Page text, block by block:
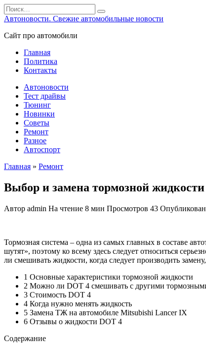
Перейти
к
Search
for:
Автоновости. Свежие автомобильные новости
Сайт про автомобили
Главная
Политика
Контакты
Автоновости
Тест драйвы
Тюнинг
Новинки
Советы
Ремонт
Разное
Автоспорт
Главная » Ремонт
Выбор и замена тормозной жидкости
Автор admin На чтение 8 мин Просмотров 43
Тормозная система – одна из самых главных в составе
шутят», поэтому ко всему здесь следует относиться
ли смешивать жидкости, когда следует производить
1 Основные характеристики тормозной жидкости
2 Можно ли DOT 4 смешивать с другими
3 Стоимость DOT 4
4 Когда нужно менять жидкость
5 Замена ТЖ на автомобиле Mitsubishi Lancer IX
6 Отзывы о жидкости DOT 4
Содержание